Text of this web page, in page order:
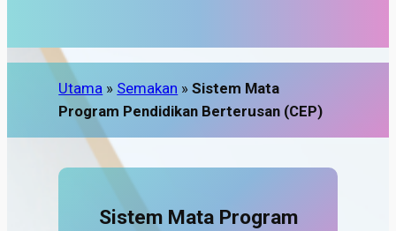
Utama » Semakan »Sistem Mata
Program Pendidikan Berterusan (CEP)
Sistem Mata Program